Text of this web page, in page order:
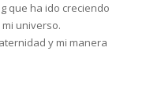
que ha ido creciendo
universo.
y mi manera